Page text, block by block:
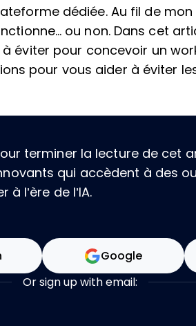
dédiée. Au fil de mon
ou non. Dans cet
éviter pour concevoir un
pour vous aider à éviter
terminer la lecture de cet
qui accèdent à des
l’ère de l’IA.
Google
Or sign up with email: